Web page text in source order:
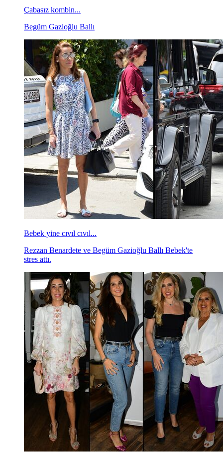
Çabasız kombin...
Begüm Gazioğlu Ballı
Bebek yine cıvıl cıvıl...
Rezzan Benardete ve Begüm Gazioğlu Ballı Bebek'te
stres attı.